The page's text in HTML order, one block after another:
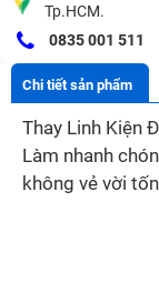
Tp.HCM.
0835 001 511
Chi tiết sản phẩm
Thay Linh Kiện
Làm nhanh
không vẻ vời